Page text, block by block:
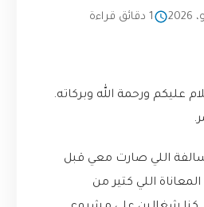
1 دقائق قراءة
عليكم ورحمة الله وبركاته.
اللي صارت معي قبل
اللي كتير من